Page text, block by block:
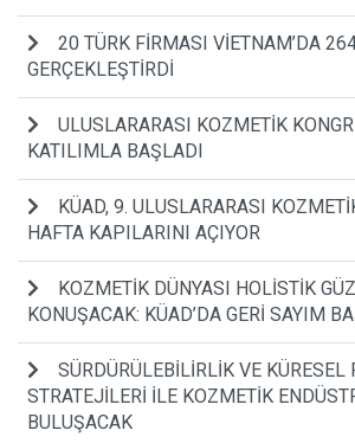
20 TÜRK FİRMASI VİETNAM’DA
GERÇEKLEŞTİRDİ
ULUSLARARASI KOZMETİK
KATILIMLA BAŞLADI
KÜAD, 9. ULUSLARARASI
HAFTA KAPILARINI AÇIYOR
KOZMETİK DÜNYASI HOLİSTİK
KONUŞACAK: KÜAD’DA GERİ SAYIM
SÜRDÜRÜLEBİLİRLİK VE
STRATEJİLERİ İLE KOZMETİK
BULUŞACAK